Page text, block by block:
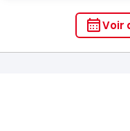
Voir